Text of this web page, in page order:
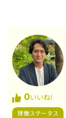
0いいね!
稼働ステータス